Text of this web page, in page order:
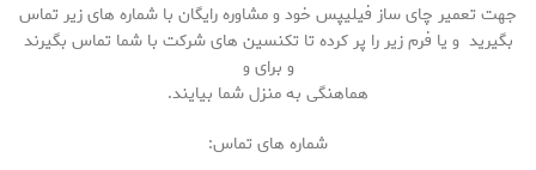
جهت تعمیر چای ساز فیلیپس خود و مشاوره رایگان با شماره های زیر تماس
بگیرید و یا فرم زیر را پر کرده تا تکنسین های شرکت با شما تماس بگیرند
و برای و
هماهنگی به منزل شما بیایند.
شماره های تماس: